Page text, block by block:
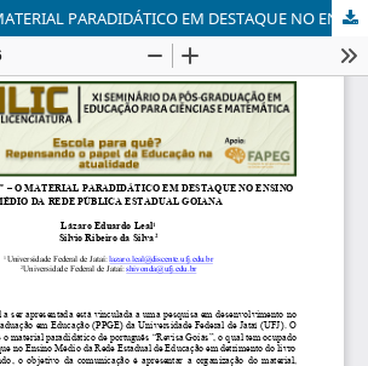
REVISA GOIÁS – MATERIAL PARADIDÁTICO EM DESTAQUE NO ENSINO MÉDIO DA REDE PÚBLICA ESTADUAL GOIANA